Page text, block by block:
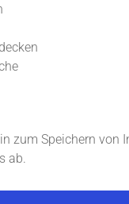
zum Speichern von
ab.